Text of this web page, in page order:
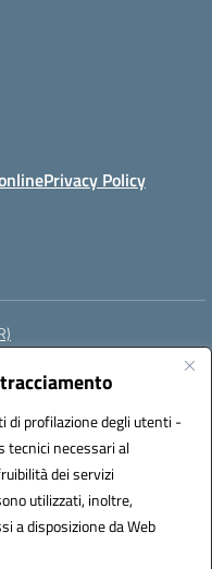
di profilazione degli utenti -
tecnici necessari al
dei servizi
utilizzati, inoltre,
a disposizione da Web
Privacy Policy
(IPA): istsc_bree02200r